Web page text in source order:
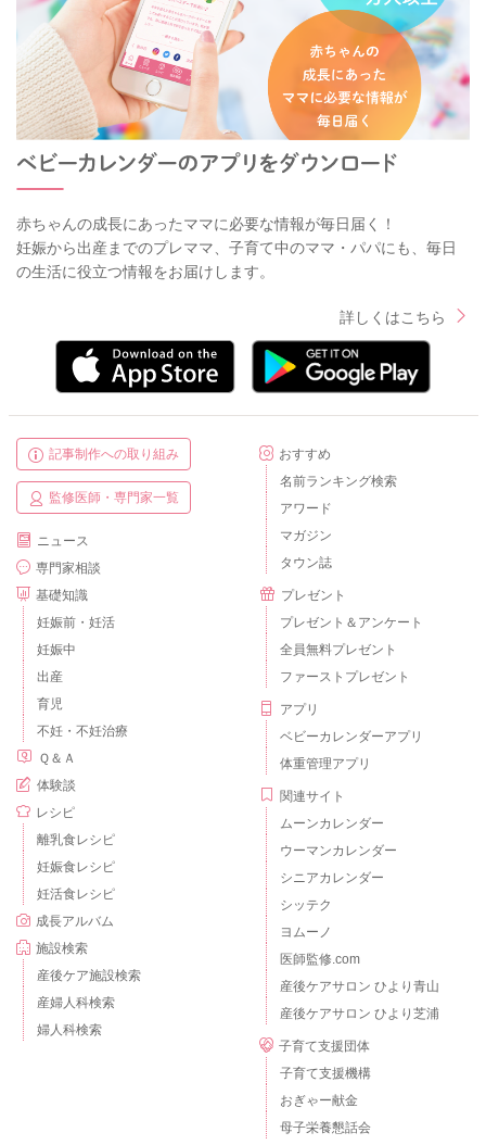
赤ちゃんの成長にあったママに必要な情報が毎日届く！
妊娠から出産までのプレママ、子育て中のママ・パパにも、毎日
の生活に役立つ情報をお届けします。
詳しくはこちら
記事制作への取り組み
監修医師・専門家一覧
ニュース
専門家相談
基礎知識
妊娠前・妊活
妊娠中
出産
育児
不妊・不妊治療
Ｑ＆Ａ
体験談
レシピ
離乳食レシピ
妊娠食レシピ
妊活食レシピ
成長アルバム
施設検索
産後ケア施設検索
産婦人科検索
婦人科検索
おすすめ
名前ランキング検索
アワード
マガジン
タウン誌
プレゼント
プレゼント＆アンケート
全員無料プレゼント
ファーストプレゼント
アプリ
ベビーカレンダーアプリ
体重管理アプリ
関連サイト
ムーンカレンダー
ウーマンカレンダー
シニアカレンダー
シッテク
ヨムーノ
医師監修.com
産後ケアサロン ひより青山
産後ケアサロン ひより芝浦
子育て支援団体
子育て支援機構
おぎゃー献金
母子栄養懇話会